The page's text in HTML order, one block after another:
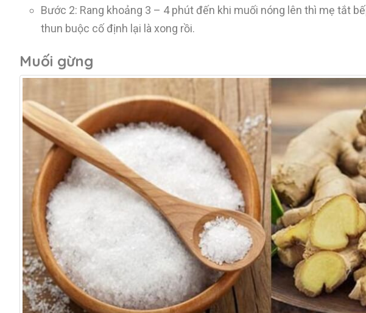
Bước 2: Rang khoảng 3 – 4 phút đến khi muối nóng lên thì mẹ tắt
thun buộc cố định lại là xong rồi.
Muối gừng